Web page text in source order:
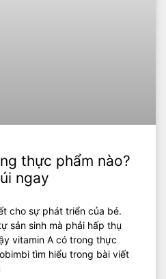
thực phẩm nào?
ngay
cho sự phát triển của bé.
sản sinh mà phải hấp thụ
vitamin A có trong thực
tìm hiểu trong bài viết